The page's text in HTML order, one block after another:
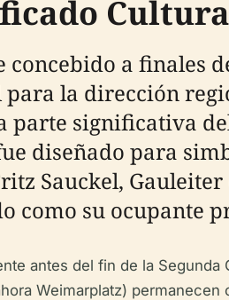
a finales
la dirección
parte significativa
diseñado para
Sauckel,
como su ocupante
antes del fin de la
Weimarplatz)